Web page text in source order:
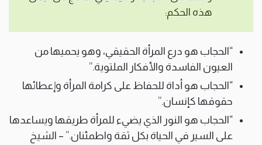
هذه الحكم:
“الحجاب هو درع المرأة الحقيقي، وهو يحميها من
العيون الفاسدة والأفكار الملتوية.”
“الحجاب هو أداة للحفاظ على كرامة المرأة وإعطائها
حقوقها كإنسان.”
“الحجاب هو النور الذي يضيء للمرأة طريقها ويساعدها
على السير في الحياة بكل ثقة واطمئنان.” – الشيخ